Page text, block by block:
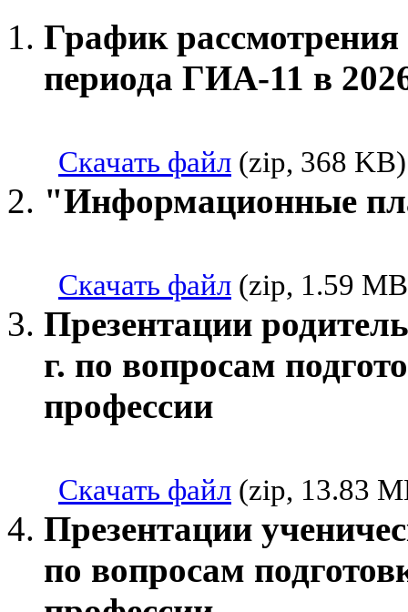
График
периода ГИА-11 в
Скачать файл (zip, 368 KB)
"Информационные
Скачать файл (zip, 1.59
Презентации
г. по вопросам
профессии
Скачать файл (zip, 13.83
Презентации
по вопросам